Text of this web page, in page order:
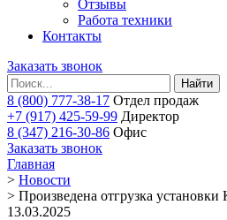
Отзывы
Работа техники
Контакты
Заказать звонок
Найти
8 (800) 777-38-17 Отдел продаж
+7 (917) 425-59-99 Директор
8 (347) 216-30-86 Офис
Заказать звонок
Главная
> Новости
> Произведена отгрузка
13.03.2025